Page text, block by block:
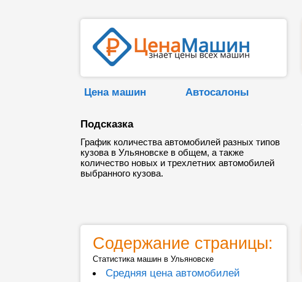
Цена машин Автосалоны
Подсказка
График количества автомобилей разных типов
кузова в Ульяновске в общем, а также
количество новых и трехлетних автомобилей
выбранного кузова.
Содержание страницы:
Статистика машин в Ульяновске
Средняя цена автомобилей